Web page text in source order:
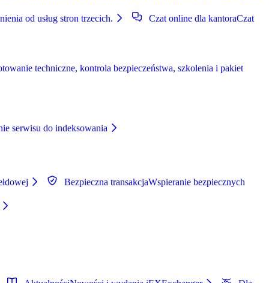
od usług stron trzecich. Czat online dla kantoraCzat
techniczne, kontrola bezpieczeństwa, szkolenia i pakiet
serwisu do indeksowania
Bezpieczna transakcjaWspieranie bezpiecznych